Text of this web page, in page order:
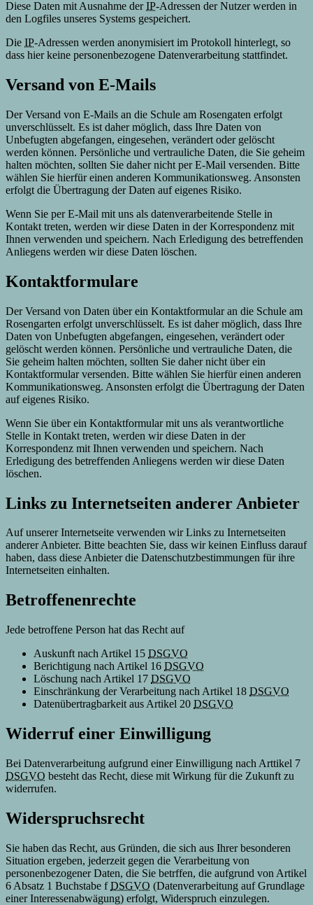
Diese Daten mit Ausnahme derIP-Adressen der Nutzer werden in
den Logfiles unseres Systems gespeichert.
Die IP-Adressen werden anonymisiert im Protokoll hinterlegt, so
dass hier keine personenbezogene Datenverarbeitung stattfindet.
Versand von E-Mails
Der Versand von E-Mails an die Schule am Rosengaten erfolgt
unverschlüsselt. Es ist daher möglich, dass Ihre Daten von
Unbefugten abgefangen, eingesehen, verändert oder gelöscht
werden können. Persönliche und vertrauliche Daten, die Sie geheim
halten möchten, sollten Sie daher nicht perE-Mail versenden. Bitte
wählen Sie hierfür einen anderen Kommunikationsweg. Ansonsten
erfolgt die Übertragung der Daten auf eigenes Risiko.
Wenn Sie perE-Mail mit uns als datenverarbeitende Stelle in
Kontakt treten, werden wir diese Daten in der Korrespondenz mit
Ihnen verwenden und speichern. Nach Erledigung des betreffenden
Anliegens werden wir diese Daten löschen.
Kontaktformulare
Der Versand von Daten über ein Kontaktformular an die Schule am
Rosengarten erfolgt unverschlüsselt. Es ist daher möglich, dass Ihre
Daten von Unbefugten abgefangen, eingesehen, verändert oder
gelöscht werden können. Persönliche und vertrauliche Daten, die
Sie geheim halten möchten, sollten Sie daher nicht über ein
Kontaktformular versenden. Bitte wählen Sie hierfür einen anderen
Kommunikationsweg. Ansonsten erfolgt die Übertragung der Daten
auf eigenes Risiko.
Wenn Sie über ein Kontaktformular mit uns als verantwortliche
Stelle in Kontakt treten, werden wir diese Daten in der
Korrespondenz mit Ihnen verwenden und speichern. Nach
Erledigung des betreffenden Anliegens werden wir diese Daten
löschen.
Links zu Internetseiten anderer Anbieter
Auf unserer Internetseite verwenden wir Links zu Internetseiten
anderer Anbieter. Bitte beachten Sie, dass wir keinen Einfluss darauf
haben, dass diese Anbieter die Datenschutzbestimmungen für ihre
Internetseiten einhalten.
Betroffenenrechte
Jede betroffene Person hat das Recht auf
Auskunft nach Artikel 15 DSGVO
Berichtigung nach Artikel 16 DSGVO
Löschung nach Artikel 17 DSGVO
Einschränkung der Verarbeitung nach Artikel 18 DSGVO
Datenübertragbarkeit aus Artikel 20 DSGVO
Widerruf einer Einwilligung
Bei Datenverarbeitung aufgrund einer Einwilligung nach Arttikel 7
DSGVO besteht das Recht, diese mit Wirkung für die Zukunft zu
widerrufen.
Widerspruchsrecht
Sie haben das Recht, aus Gründen, die sich aus Ihrer besonderen
Situation ergeben, jederzeit gegen die Verarbeitung von
personenbezogener Daten, die Sie betrffen, die aufgrund von Artikel
6 Absatz 1 Buchstabe fDSGVO (Datenverarbeitung auf Grundlage
einer Interessenabwägung) erfolgt, Widerspruch einzulegen.